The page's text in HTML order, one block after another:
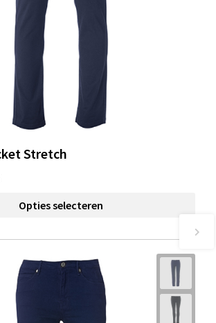
Stretch
Opties selecteren